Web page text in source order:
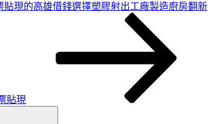
貼現的高雄借錢選擇塑膠射出工廠製造廚房翻新
貼現